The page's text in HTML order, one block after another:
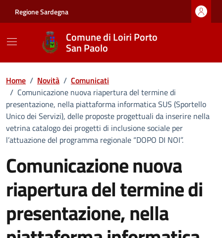
Regione Sardegna
Comune di Loiri Porto
San Paolo
Home / Novità / Comunicati
/ Comunicazione nuova riapertura del termine di
presentazione, nella piattaforma informatica SUS (Sportello
Unico dei Servizi), delle proposte progettuali da inserire nella
vetrina catalogo dei progetti di inclusione sociale per
l’attuazione del programma regionale “DOPO DI NOI”.
Comunicazione nuova
riapertura del termine di
presentazione, nella